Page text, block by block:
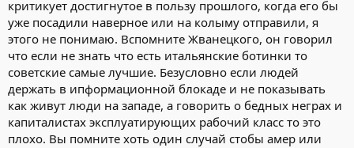
критикует достигнутое в пользу прошлого, когда его бы
уже посадили наверное или на колыму отправили, я
этого не понимаю. Вспомните Жванецкого, он говорил
что если не знать что есть итальянские ботинки то
советские самые лучшие. Безусловно если людей
держать в ипформационной блокаде и не показывать
как живут люди на западе, а говорить о бедных неграх и
капиталистах эксплуатирующих рабочий класс то это
плохо. Вы помните хоть один случай стобы амер или